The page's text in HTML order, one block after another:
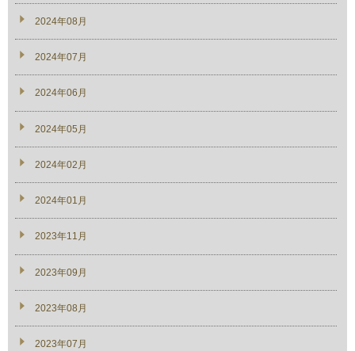
2024年08月
2024年07月
2024年06月
2024年05月
2024年02月
2024年01月
2023年11月
2023年09月
2023年08月
2023年07月